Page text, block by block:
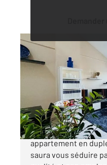
ALES 30
72 m
, 3 pièces
Ref : 14361
Appartement
189
Alès - Situé en plein
appartement en
saura vous séduire